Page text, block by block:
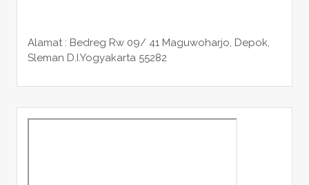
Alamat : Bedreg Rw 09/ 41 Maguwoharjo, Depok,
Sleman D.I.Yogyakarta 55282